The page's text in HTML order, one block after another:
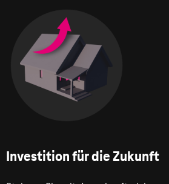
Investition für die Zukunft